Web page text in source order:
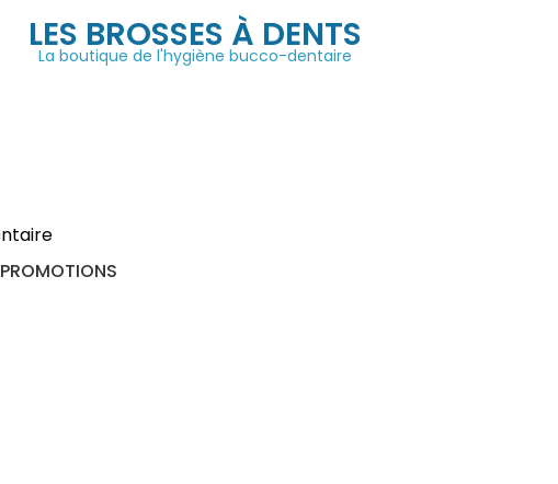
LES BROSSES À DENTS
La boutique de l'hygiène bucco-dentaire
PROMOTIONS